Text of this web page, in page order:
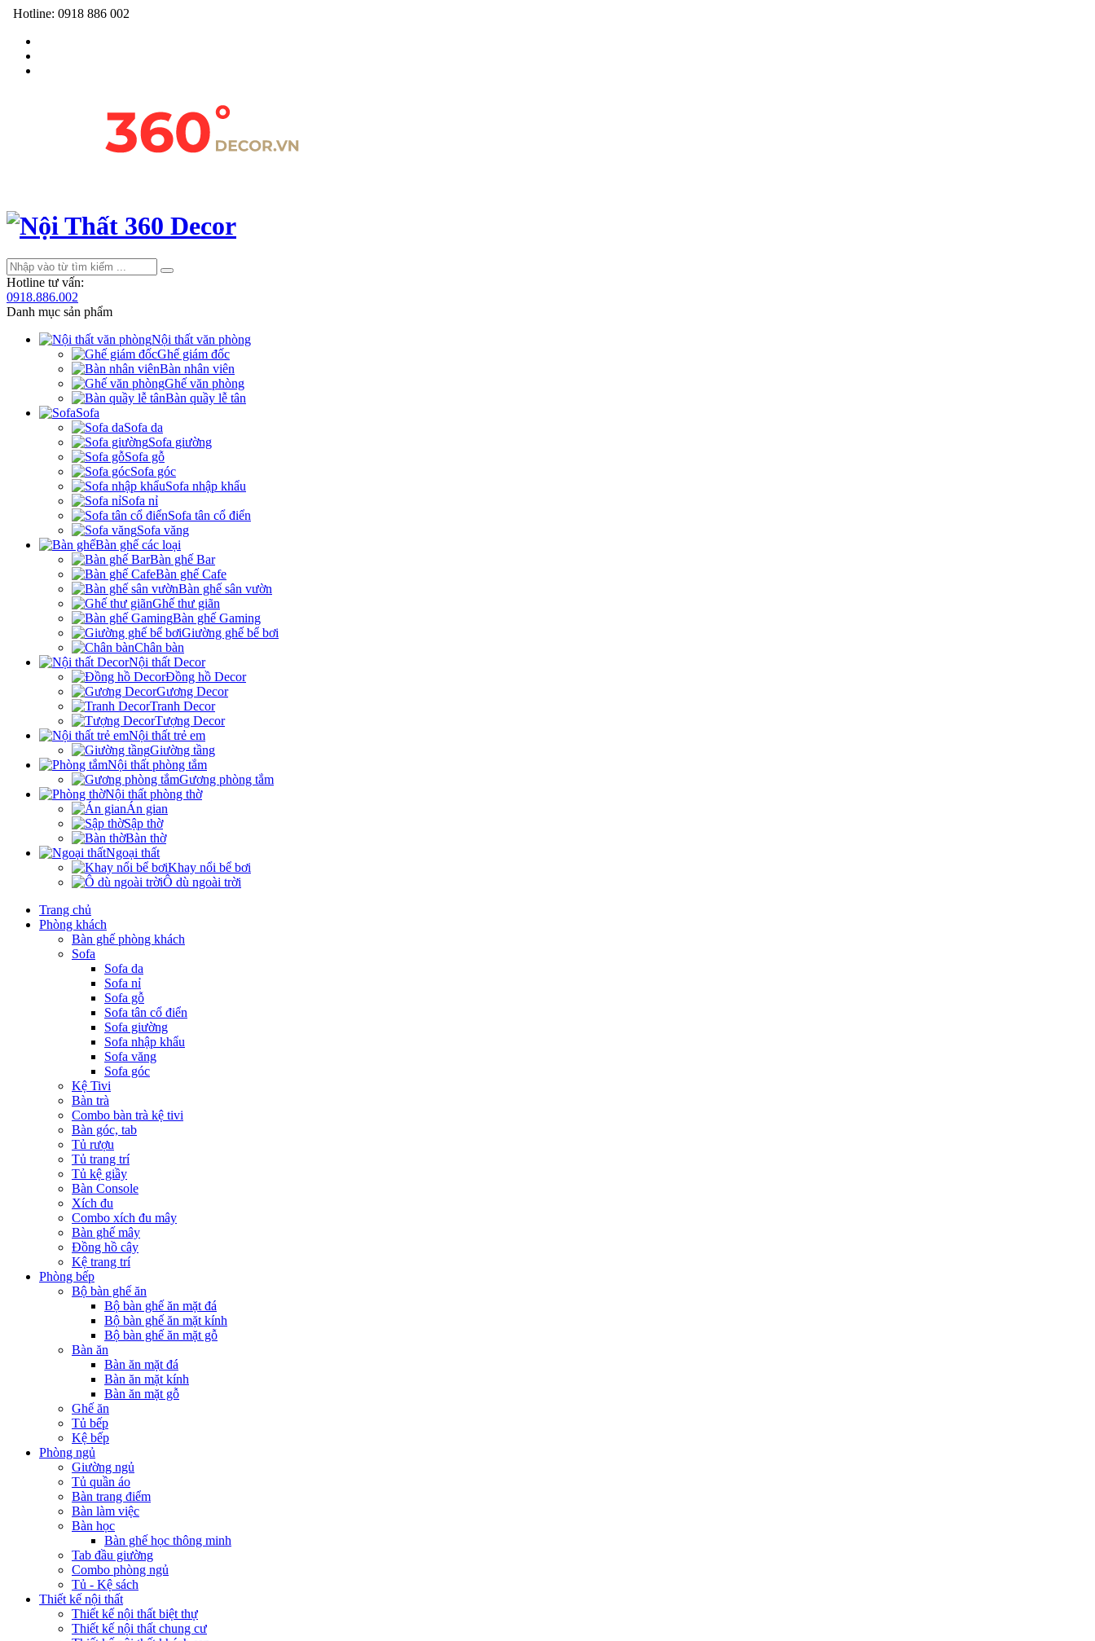
Hotline: 0918 886 002
Hotline tư vấn:
0918.886.002
Danh mục sản phẩm
Nội thất văn phòng
Ghế giám đốc
Bàn nhân viên
Ghế văn phòng
Bàn quầy lễ tân
Sofa
Sofa da
Sofa giường
Sofa gỗ
Sofa góc
Sofa nhập khẩu
Sofa nỉ
Sofa tân cổ điển
Sofa văng
Bàn ghế các loại
Bàn ghế Bar
Bàn ghế Cafe
Bàn ghế sân vườn
Ghế thư giãn
Bàn ghế Gaming
Giường ghế bể bơi
Chân bàn
Nội thất Decor
Đồng hồ Decor
Gương Decor
Tranh Decor
Tượng Decor
Nội thất trẻ em
Giường tầng
Nội thất phòng tắm
Gương phòng tắm
Nội thất phòng thờ
Án gian
Sập thờ
Bàn thờ
Ngoại thất
Khay nổi bể bơi
Ô dù ngoài trời
Trang chủ
Phòng khách
Bàn ghế phòng khách
Sofa
Sofa da
Sofa nỉ
Sofa gỗ
Sofa tân cổ điển
Sofa giường
Sofa nhập khẩu
Sofa văng
Sofa góc
Kệ Tivi
Bàn trà
Combo bàn trà kệ tivi
Bàn góc, tab
Tủ rượu
Tủ trang trí
Tủ kệ giầy
Bàn Console
Xích đu
Combo xích đu mây
Bàn ghế mây
Đồng hồ cây
Kệ trang trí
Phòng bếp
Bộ bàn ghế ăn
Bộ bàn ghế ăn mặt đá
Bộ bàn ghế ăn mặt kính
Bộ bàn ghế ăn mặt gỗ
Bàn ăn
Bàn ăn mặt đá
Bàn ăn mặt kính
Bàn ăn mặt gỗ
Ghế ăn
Tủ bếp
Kệ bếp
Phòng ngủ
Giường ngủ
Tủ quần áo
Bàn trang điểm
Bàn làm việc
Bàn học
Bàn ghế học thông minh
Tab đầu giường
Combo phòng ngủ
Tủ - Kệ sách
Thiết kế nội thất
Thiết kế nội thất biệt thự
Thiết kế nội thất chung cư